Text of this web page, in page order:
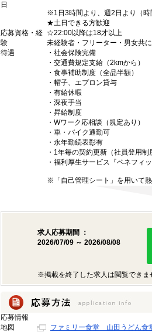
日
※1日3時間より、週2日より（時
★土日できる方歓迎
応募資格・経
験
☆22:00以降は18才以上
未経験者・フリーター・男女共に
待遇
・社会保険完備
・交通費規定支給（2kmから）
・食事補助制度（全品半額）
・帽子、エプロン貸与
・有給休暇
・深夜手当
・昇給制度
・Wワーク応相談（規定あり）
・車・バイク通勤可
・永年勤続表彰有
・1年毎の契約更新（社員登用制
・福利厚生サービス『ベネフィ
※「自己管理シート」を用いて
求人応募期間 ：
2026/07/09 ～ 2026/08/08
※掲載を終了した求人は閲覧できま
応募情報
地図
ファミリー食堂 山田うどん